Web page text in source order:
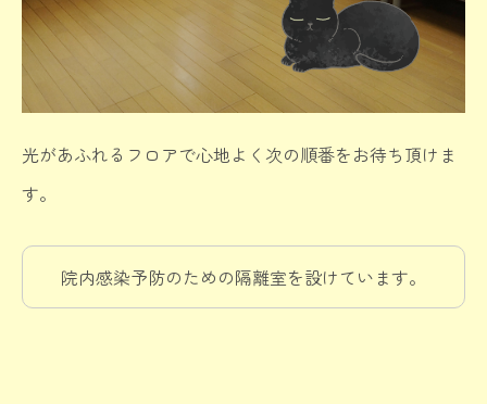
光があふれるフロアで心地よく次の順番をお待ち頂けま
す。
院内感染予防のための隔離室を設けています。